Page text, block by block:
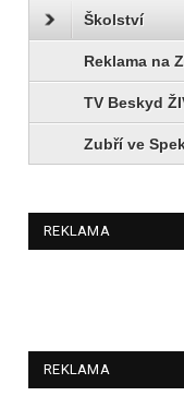
Školství
Reklama na
TV Beskyd
Zubří ve
REKLAMA
REKLAMA